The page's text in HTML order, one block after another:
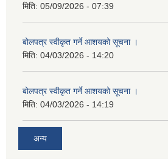
मिति: 05/09/2026 - 07:39
बोलपत्र स्वीकृत गर्ने आशयको सूचना ।
मिति: 04/03/2026 - 14:20
बोलपत्र स्वीकृत गर्ने आशयको सूचना ।
मिति: 04/03/2026 - 14:19
अन्य